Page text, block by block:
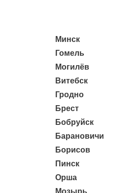
Минск
Гомель
Могилёв
Витебск
Гродно
Брест
Бобруйск
Барановичи
Борисов
Пинск
Орша